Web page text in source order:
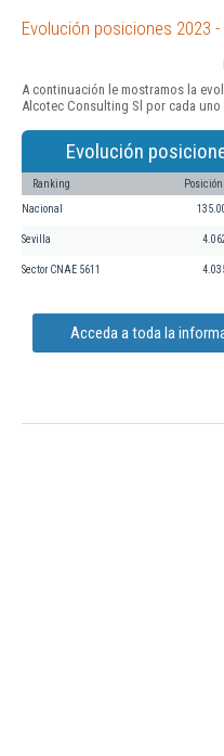
Evolución posiciones 2023 -
A continuación le mostramos la
Alcotec Consulting Sl por cada
Evolución
Ranking Posición
Nacional
Sevilla
Sector CNAE 5611
Acceda a toda la